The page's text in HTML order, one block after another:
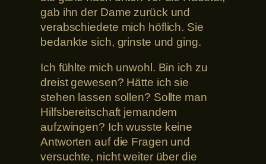
gab ihn der Dame zurück und
verabschiedete mich höflich. Sie
bedankte sich, grinste und ging.
Ich fühlte mich unwohl. Bin ich zu
dreist gewesen? Hätte ich sie
stehen lassen sollen? Sollte man
Hilfsbereitschaft jemandem
aufzwingen? Ich wusste keine
Antworten auf die Fragen und
versuchte, nicht weiter über die